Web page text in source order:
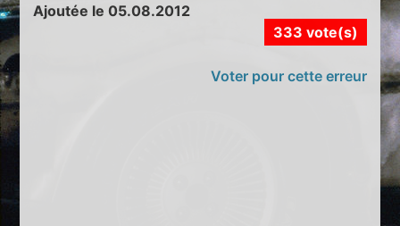
Ajoutée le 05.08.2012
333 vote(s)
Voter pour cette erreur